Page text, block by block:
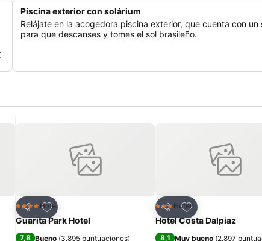
Piscina exterior con solárium
Relájate en la acogedora piscina exterior, que cuenta con un
para que descanses y tomes el sol brasileño.
Compartir
Añadir a favoritos
4 EstrellasHotel
Guarita Park Hotel
7,8 Bueno (3.895 puntuaciones)
Compartir
Añadir a favoritos
3 Estrellas
Hotel
Hotel Costa Dalpiaz
8,1 Muy bueno (2.897